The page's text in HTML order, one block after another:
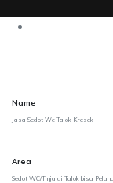
Name
Jasa Sedot Wc Talok Kresek
Area
Sedot WC/Tinja di Talok bisa